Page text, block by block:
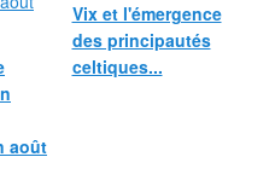
août
Vix et l'émergence
des principautés
celtiques...